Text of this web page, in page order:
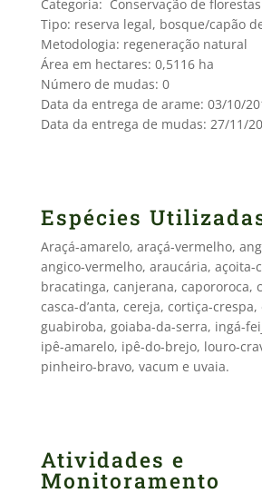
Categoria: Conservação de
Tipo: reserva legal, bosque/capão
Metodologia: regeneração natural
Área em hectares: 0,5116 ha
Número de mudas: 0
Data da entrega de arame: 03/10/
Data da entrega de mudas: 27/11/
Espécies
Araçá-amarelo, araçá-vermelho,
angico-vermelho, araucária, açoita-
bracatinga, canjerana, capororoca,
casca-d’anta, cereja, cortiça-
guabiroba, goiaba-da-serra, ingá-
ipê-amarelo, ipê-do-brejo, louro-
pinheiro-bravo, vacum e uvaia.
Atividades e
Monitoramento